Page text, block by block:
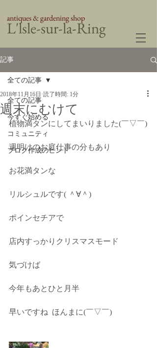
​L'lsle-sur-la-Ring
antiques & gardening shop
記事
全ての記事
今すぐ始める
コミュニティ
ブログ作成のヒント
全ての記事
週末にむけて
2018年11月16日 読了時間: 1分
植物満タンにしてまいりました(￣▽￣)
週明けのお庭仕事の分もあり
お花満タンな
リルシュルです( ＾∀＾)
ポインセチアで
店内すっかりクリスマスモード
気づけば
今年もあとひと月半
早いですね  ほんまに(￣▽￣)